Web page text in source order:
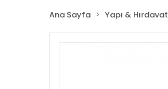
Ana Sayfa Yapı & Hırdavat